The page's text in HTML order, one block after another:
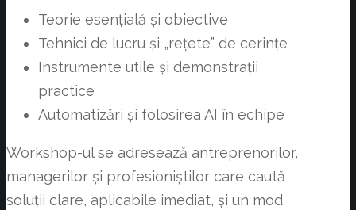
Teorie esențială și obiective
Tehnici de lucru și „rețete” de cerințe
Instrumente utile și demonstrații
practice
Automatizări și folosirea AI în echipe
Workshop-ul se adresează antreprenorilor,
managerilor și profesioniștilor care caută
soluții clare, aplicabile imediat, și un mod